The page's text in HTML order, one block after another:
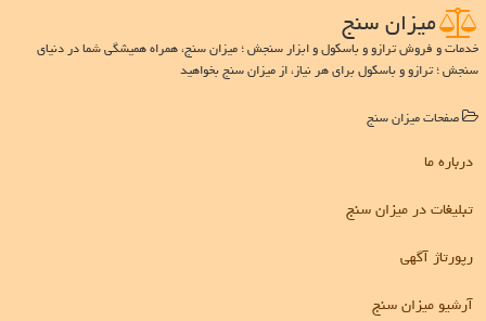
میزان سنج
خدمات و فروش ترازو و باسکول و ابزار سنجش ؛ میزان سنج، همراه همیشگی شما در دنیای
سنجش ؛ ترازو و باسکول برای هر نیاز، از میزان سنج بخواهید
صفحات میزان سنج
درباره ما
تبلیغات در میزان سنج
رپورتاژ آگهی
آرشیو میزان سنج